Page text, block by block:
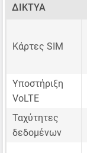
ΔΊΚΤΥΑ
Κάρτες SIM
Υποστήριξη
VoLTE
Ταχύτητες
δεδομένων